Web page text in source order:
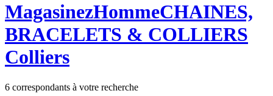
MagasinezHommeCHAINES,
BRACELETS & COLLIERS
Colliers
6 correspondants à votre recherche